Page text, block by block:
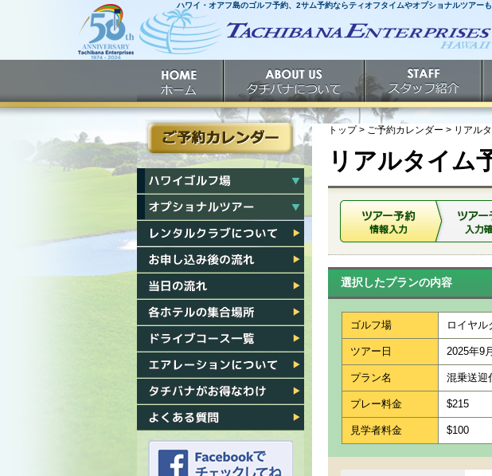
ハワイ・オアフ島のゴルフ予約、2サム予約ならティオフタイムやオプショナルツアー
ホーム タチバナについて スタッフ紹介
ご予約カレンダー
ハワイゴルフ場一覧
ハワイオプショナルツアー一覧
レンタルクラブについて
お申し込み後の流れ
当日の流れ
各ホテル集合場所
各ゴルフ場への行き方
エアレーション
タチバナがお得なわけ
よくある質問
トップ> ご予約カレンダー > リアル
リアルタイム
選択したプランの内容
ゴルフ場 ロイヤル
ツアー日 2025年9
プラン名 混乗送迎
プレー料金 $215
見学者料金 $100